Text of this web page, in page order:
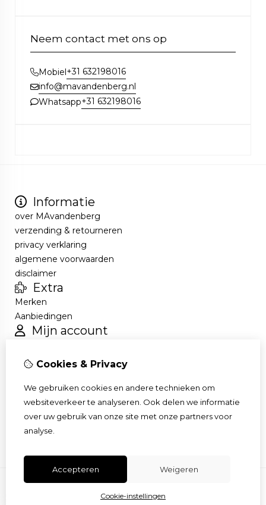
Neem contact met ons op
Mobiel+31 632198016
info@mavandenberg.nl
Whatsapp+31 632198016
Informatie
over MAvandenberg
verzending & retourneren
privacy verklaring
algemene voorwaarden
disclaimer
Extra
Merken
Aanbiedingen
Mijn account
Bestelhistorie
Nieuwsbrief
Klantenservice
Contact
Sitemap
Cookies & Privacy
We gebruiken cookies en andere technieken om
websiteverkeer te analyseren. Ook delen we informatie
over uw gebruik van onze site met onze partners voor
analyse.
Accepteren Weigeren
Cookie-instellingen